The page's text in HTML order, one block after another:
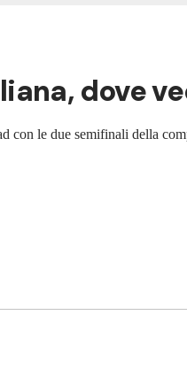
dove
con le due semifinali della